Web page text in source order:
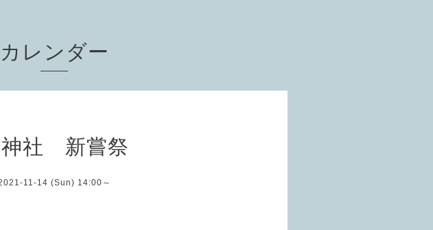
カレンダー
神社 新嘗祭
11-14 (Sun) 14:00～